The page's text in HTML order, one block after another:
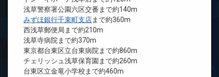
浅草警察署公園六区交番まで約140m
みずほ銀行千束町支店まで約360m
西浅草郵便局まで約210m
浅草寺病院まで約370m
東京都台東区立台東病院まで約860m
チェリッシュ浅草保育園まで約260m
台東区立金竜小学校まで約460m